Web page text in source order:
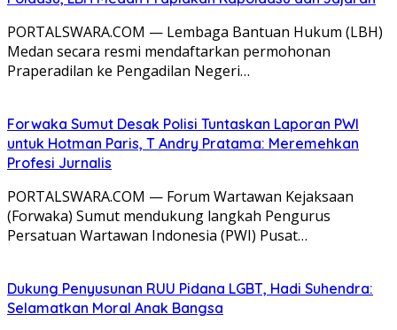
PORTALSWARA.COM — Lembaga Bantuan Hukum (LBH)
Medan secara resmi mendaftarkan permohonan
Praperadilan ke Pengadilan Negeri…
Forwaka Sumut Desak Polisi Tuntaskan Laporan PWI
untuk Hotman Paris, T Andry Pratama: Meremehkan
Profesi Jurnalis
PORTALSWARA.COM — Forum Wartawan Kejaksaan
(Forwaka) Sumut mendukung langkah Pengurus
Persatuan Wartawan Indonesia (PWI) Pusat…
Dukung Penyusunan RUU Pidana LGBT, Hadi Suhendra:
Selamatkan Moral Anak Bangsa